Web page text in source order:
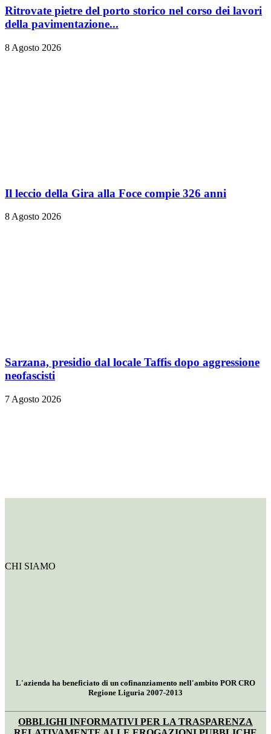
Ritrovate pietre del porto storico nel corso dei lavori
della pavimentazione...
8 Agosto 2026
Il leccio della Gira alla Foce compie 326 anni
8 Agosto 2026
Sarzana, presidio dal locale Taffis dopo aggressione
neofascisti
7 Agosto 2026
CHI SIAMO
L'azienda ha beneficiato di un cofinanziamento nell'ambito POR CRO
Regione Liguria 2007-2013
OBBLIGHI INFORMATIVI PER LA TRASPARENZA